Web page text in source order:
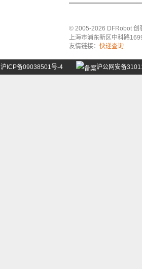
© 2005-2026 DFRobot 创
上海市浦东新区中科路
友情链接： 快递查询
沪ICP备09038501号-4 沪公网安备